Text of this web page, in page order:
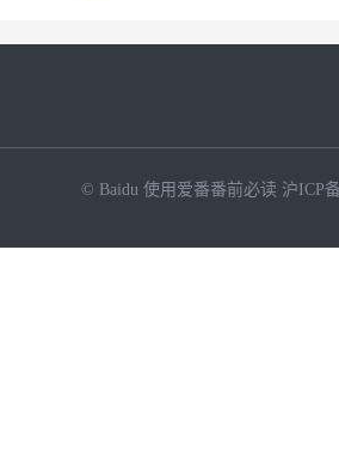
© Baidu 使用爱番番前必读 沪ICP